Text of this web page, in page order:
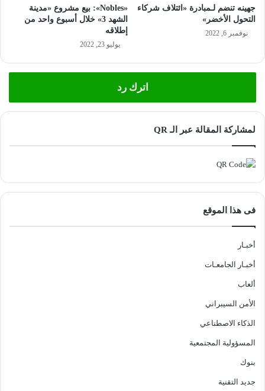
جهينه تنضم لـمبادرة «ائتلاف شركاء
التحول الأخضر»
نوفمبر 6, 2022
«Nobles»: بيع مشروع «مدينة
الشهد 3» خلال أسبوع واحد من
إطلاقه
يوليو 23, 2022
اترك رد
لمشاركة المقالة عبر الـ QR
فى هذا الموقع
أخبـار
أخبـار الجامعـات
ألعاب
الأمن السيبراني
الذكاء الاصطناعي
المسؤولية المجتمعية
بنوك
جديد التقنية